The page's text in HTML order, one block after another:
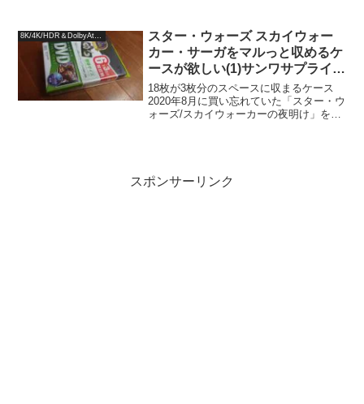
と踏んでいましたが、URLから推測され
る型...
スター・ウォーズ スカイウォー
カー・サーガをマルっと収めるケ
ースが欲しい(1)サンワサプライ
DVDケース 6枚収納×3 ブラック
DVD-TN6-03BK
18枚が3枚分のスペースに収まるケース
2020年8月に買い忘れていた「スター・ウ
ォーズ/スカイウォーカーの夜明け」を買
スポンサーリンク